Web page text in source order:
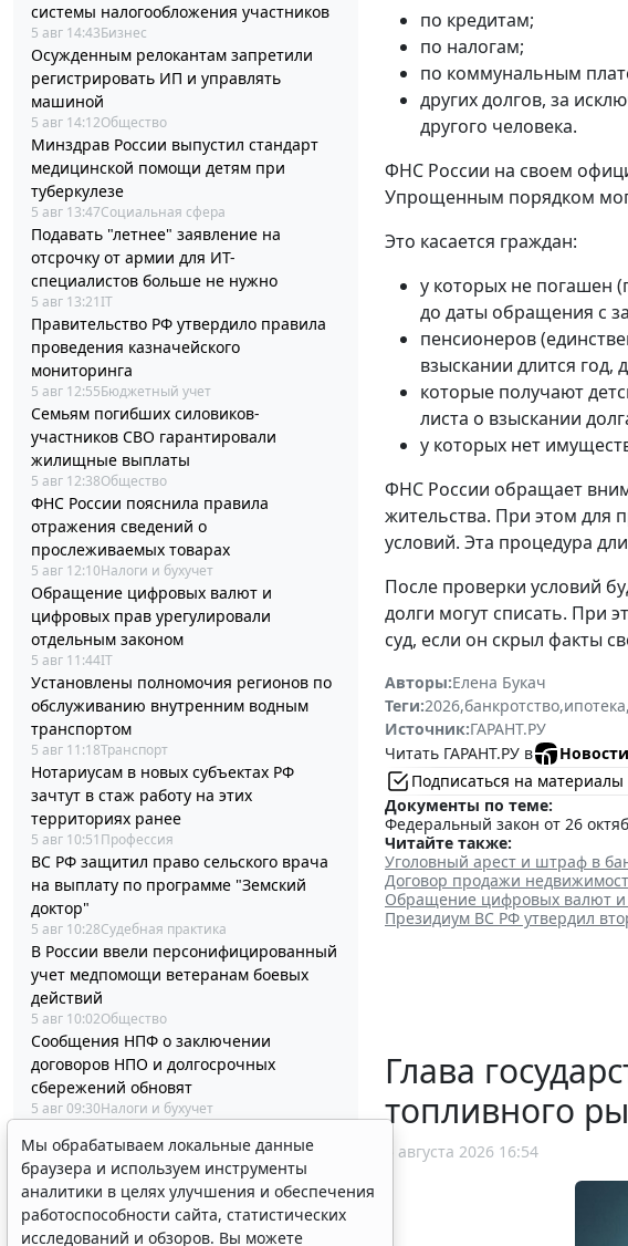
системы налогообложения участников
5 авг 14:43Бизнес
Осужденным релокантам запретили
регистрировать ИП и управлять
машиной
5 авг 14:12Общество
Минздрав России выпустил стандарт
медицинской помощи детям при
туберкулезе
5 авг 13:47Социальная сфера
Подавать "летнее" заявление на
отсрочку от армии для ИТ-
специалистов больше не нужно
5 авг 13:21IT
Правительство РФ утвердило правила
проведения казначейского
мониторинга
5 авг 12:55Бюджетный учет
Семьям погибших силовиков-
участников СВО гарантировали
жилищные выплаты
5 авг 12:38Общество
ФНС России пояснила правила
отражения сведений о
прослеживаемых товарах
5 авг 12:10Налоги и бухучет
Обращение цифровых валют и
цифровых прав урегулировали
отдельным законом
5 авг 11:44IT
Установлены полномочия регионов по
обслуживанию внутренним водным
транспортом
5 авг 11:18Транспорт
Нотариусам в новых субъектах РФ
зачтут в стаж работу на этих
территориях ранее
5 авг 10:51 Профессия
ВС РФ защитил право сельского врача
на выплату по программе "Земский
доктор"
5 авг 10:28Судебная практика
В России ввели персонифицированный
учет медпомощи ветеранам боевых
действий
5 авг 10:02Общество
Сообщения НПФ о заключении
договоров НПО и долгосрочных
сбережений обновят
5 авг 09:30Налоги и бухучет
пакет из 59 федеральных законов
5 авг 09:00Общество
Международным организациям
установили правила выдачи
по кредитам;
по налогам;
по коммунальным
других долгов, за
другого человека.
ФНС России на своем
Упрощенным порядком
Это касается граждан:
у которых не погашен
до даты обращения с
пенсионеров
взыскании длится год,
которые получают
листа о взыскании
у которых нет
ФНС России обращает
жительства. При этом для
условий. Эта процедура
После проверки условий
долги могут списать. При
суд, если он скрыл факты
Авторы:Елена Букач
Теги:2026,банкротство,ипотека,
Источник:ГАРАНТ.РУ
Читать ГАРАНТ.РУ в
Новости
Подписаться на материалы
Документы по теме:
Федеральный закон от 26
Читайте также:
Уголовный арест и штраф в
Договор продажи
Обращение цифровых валют и
Президиум ВС РФ утвердил
Глава
топливного
5 августа 2026 16:54
Мы обрабатываем локальные данные
браузера и используем инструменты
аналитики в целях улучшения и обеспечения
работоспособности сайта, статистических
исследований и обзоров. Вы можете